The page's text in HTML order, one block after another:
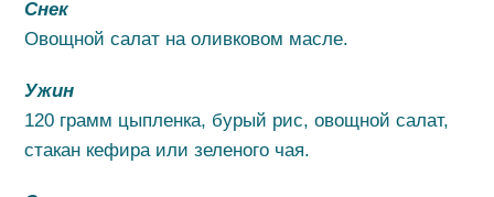
Снек
Овощной салат на оливковом масле.
Ужин
120 грамм цыпленка, бурый рис, овощной салат,
стакан кефира или зеленого чая.